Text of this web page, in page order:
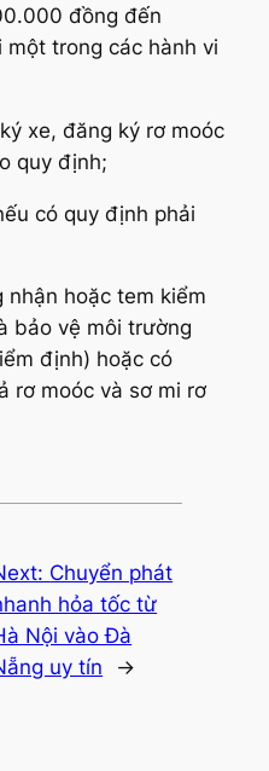
đồng đến
trong các hành vi
xe, đăng ký rơ moóc
quy định;
có quy định phải
nhận hoặc tem kiểm
bảo vệ môi trường
định) hoặc có
rơ moóc và sơ mi rơ
Chuyển phát
hỏa tốc từ
Nội vào Đà
uy tín
→